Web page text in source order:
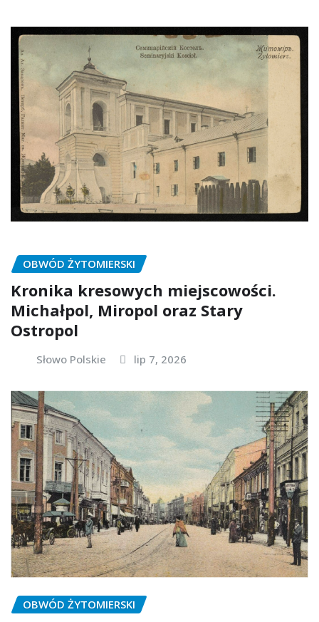
OBWÓD ŻYTOMIERSKI
Kronika kresowych miejscowości.
Michałpol, Miropol oraz Stary
Ostropol
Słowo Polskie lip 7, 2026
OBWÓD ŻYTOMIERSKI